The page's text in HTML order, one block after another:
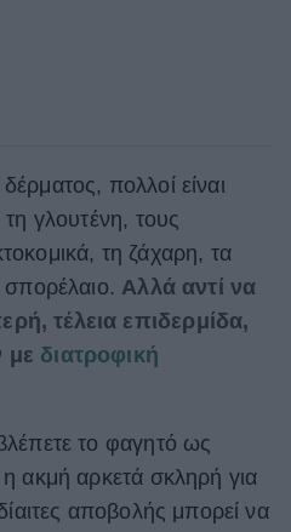
πολλοί είναι
τη γλουτένη, τους
τη ζάχαρη, τα
Αλλά αντί να
τέλεια επιδερμίδα,
με διατροφική
το φαγητό ως
ακμή αρκετά σκληρή για
αποβολής μπορεί να